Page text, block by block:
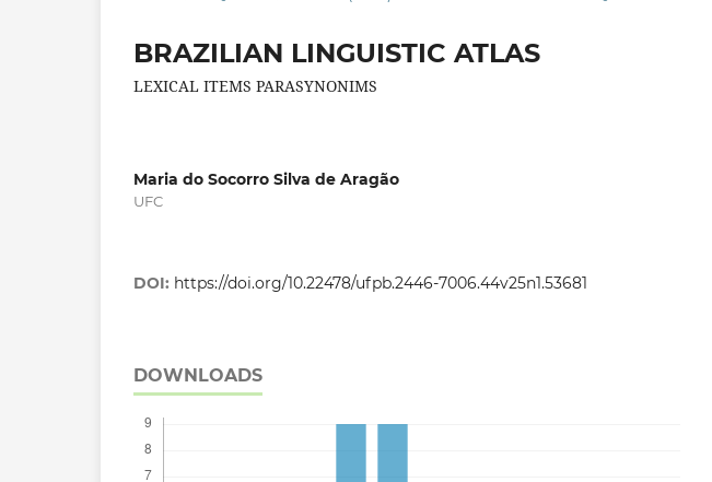
BRAZILIAN LINGUISTIC ATLAS
LEXICAL ITEMS PARASYNONIMS
Maria do Socorro Silva de Aragão
UFC
DOI: https://doi.org/10.22478/ufpb.2446-7006.44v25n1.53681
DOWNLOADS